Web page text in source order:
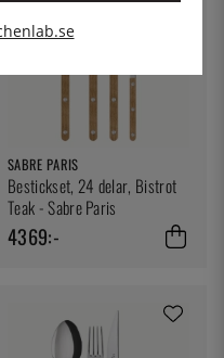
SABRE PARIS
Bestickset, 24 delar, Bistrot
Teak - Sabre Paris
4369:-